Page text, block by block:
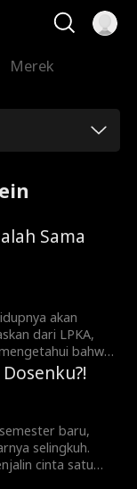
Merek
Sama
akan
dari LPKA,
bahwa
Lancaster
berpacaran
gosip yang
di sekolah.
gosip dan
baru,
selingkuh.
cinta satu